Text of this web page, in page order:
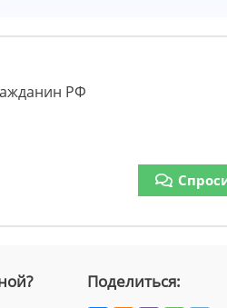
РФ
Поделиться: